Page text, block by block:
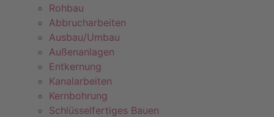
Rohbau
Abbrucharbeiten
Ausbau/Umbau
Außenanlagen
Entkernung
Kanalarbeiten
Kernbohrung
Schlüsselfertiges Bauen